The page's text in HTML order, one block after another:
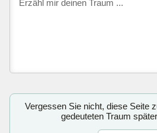
Vergessen Sie nicht, diese Seite
gedeuteten Traum